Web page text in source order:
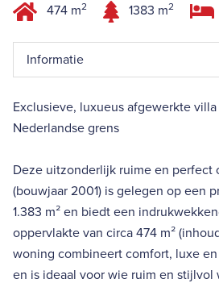
474 m2 1383 m2
Informatie
Exclusieve, luxueus afgewerkte
Nederlandse grens
Deze uitzonderlijk ruime en perfect
(bouwjaar 2001) is gelegen op een
1.383 m² en biedt een
oppervlakte van circa 474 m²
woning combineert comfort, luxe
en is ideaal voor wie ruim en stijlvol